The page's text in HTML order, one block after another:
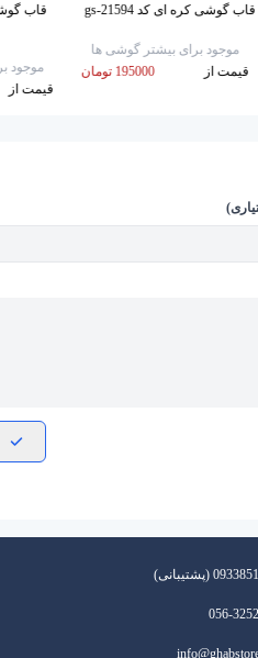
قاب گوشی کره ای کد gs-21594
موجود برای بیشتر گوشی ها
قیمت از
195000 تومان
موجود
قیمت از
(پشتیبانی)
056-